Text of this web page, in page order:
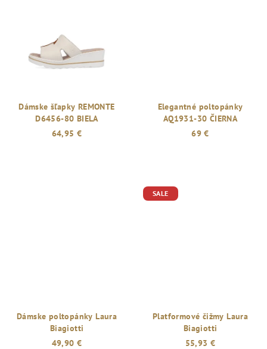
Dámske šľapky REMONTE
D6456-80 BIELA
64,95 €
Elegantné poltopánky
AQ1931-30 ČIERNA
69 €
Dámske poltopánky Laura
Biagiotti
49,90 €
SALE
Platformové čižmy Laura
Biagiotti
55,93 €